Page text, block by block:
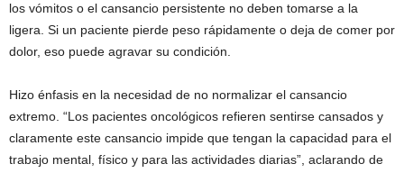
los vómitos o el cansancio persistente no deben tomarse a la
ligera. Si un paciente pierde peso rápidamente o deja de comer por
dolor, eso puede agravar su condición.
Hizo énfasis en la necesidad de no normalizar el cansancio
extremo. “Los pacientes oncológicos refieren sentirse cansados y
claramente este cansancio impide que tengan la capacidad para el
trabajo mental, físico y para las actividades diarias”, aclarando de